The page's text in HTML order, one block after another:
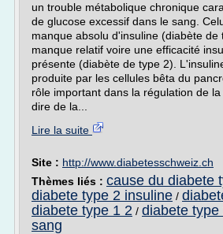
un trouble métabolique chronique
de glucose excessif dans le sang.
manque absolu d'insuline (diabète de
manque relatif voire une efficacité
présente (diabète de type 2).
produite par les cellules bêta du
rôle important dans la régulation de
dire de la...
Lire la suite
Site : http://www.diabetesschweiz.ch
Thèmes liés : cause du diabete
diabete type 2 insuline /
diabete type 1 2 / diabete
sang